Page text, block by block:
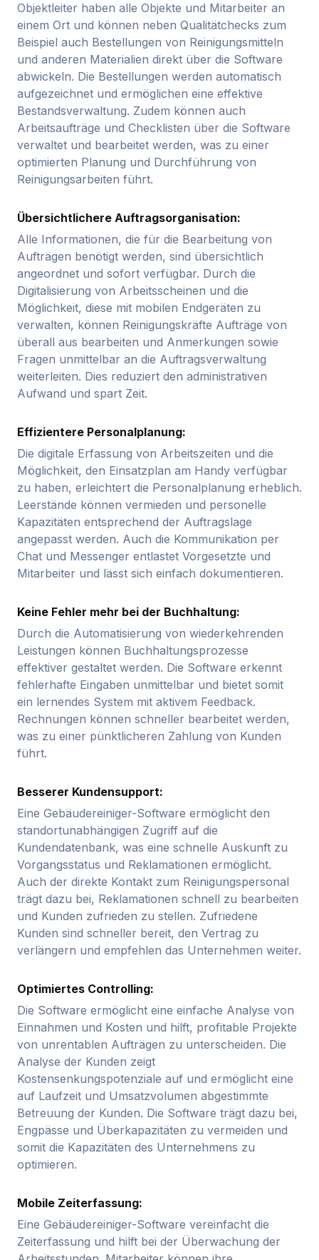
Objektleiter haben alle Objekte und Mitarbeiter an
einem Ort und können neben Qualitätchecks zum
Beispiel auch Bestellungen von Reinigungsmitteln
und anderen Materialien direkt über die Software
abwickeln. Die Bestellungen werden automatisch
aufgezeichnet und ermöglichen eine effektive
Bestandsverwaltung. Zudem können auch
Arbeitsaufträge und Checklisten über die Software
verwaltet und bearbeitet werden, was zu einer
optimierten Planung und Durchführung von
Reinigungsarbeiten führt.
Übersichtlichere Auftragsorganisation:
Alle Informationen, die für die Bearbeitung von
Aufträgen benötigt werden, sind übersichtlich
angeordnet und sofort verfügbar. Durch die
Digitalisierung von Arbeitsscheinen und die
Möglichkeit, diese mit mobilen Endgeräten zu
verwalten, können Reinigungskräfte Aufträge von
überall aus bearbeiten und Anmerkungen sowie
Fragen unmittelbar an die Auftragsverwaltung
weiterleiten. Dies reduziert den administrativen
Aufwand und spart Zeit.
Effizientere Personalplanung:
Die digitale Erfassung von Arbeitszeiten und die
Möglichkeit, den Einsatzplan am Handy verfügbar
zu haben, erleichtert die Personalplanung erheblich.
Leerstände können vermieden und personelle
Kapazitäten entsprechend der Auftragslage
angepasst werden. Auch die Kommunikation per
Chat und Messenger entlastet Vorgesetzte und
Mitarbeiter und lässt sich einfach dokumentieren.
Keine Fehler mehr bei der Buchhaltung:
Durch die Automatisierung von wiederkehrenden
Leistungen können Buchhaltungsprozesse
effektiver gestaltet werden. Die Software erkennt
fehlerhafte Eingaben unmittelbar und bietet somit
ein lernendes System mit aktivem Feedback.
Rechnungen können schneller bearbeitet werden,
was zu einer pünktlicheren Zahlung von Kunden
führt.
Besserer Kundensupport:
Eine Gebäudereiniger-Software ermöglicht den
standortunabhängigen Zugriff auf die
Kundendatenbank, was eine schnelle Auskunft zu
Vorgangsstatus und Reklamationen ermöglicht.
Auch der direkte Kontakt zum Reinigungspersonal
trägt dazu bei, Reklamationen schnell zu bearbeiten
und Kunden zufrieden zu stellen. Zufriedene
Kunden sind schneller bereit, den Vertrag zu
verlängern und empfehlen das Unternehmen weiter.
Optimiertes Controlling:
Die Software ermöglicht eine einfache Analyse von
Einnahmen und Kosten und hilft, profitable Projekte
von unrentablen Aufträgen zu unterscheiden. Die
Analyse der Kunden zeigt
Kostensenkungspotenziale auf und ermöglicht eine
auf Laufzeit und Umsatzvolumen abgestimmte
Betreuung der Kunden. Die Software trägt dazu bei,
Engpässe und Überkapazitäten zu vermeiden und
somit die Kapazitäten des Unternehmens zu
optimieren.
Mobile Zeiterfassung:
Eine Gebäudereiniger-Software vereinfacht die
Zeiterfassung und hilft bei der Überwachung der